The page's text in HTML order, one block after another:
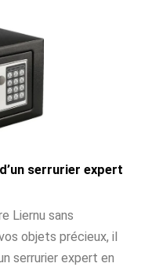
serrurier expert
Liernu sans
objets précieux, il
serrurier expert en